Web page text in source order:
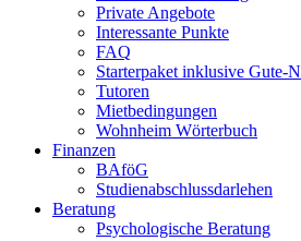
Private Angebote
Interessante Punkte
FAQ
Starterpaket inklusive Gute-
Tutoren
Mietbedingungen
Wohnheim Wörterbuch
Finanzen
BAföG
Studienabschlussdarlehen
Beratung
Psychologische Beratung